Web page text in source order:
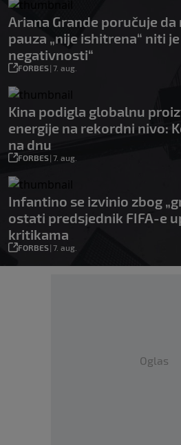
Ariana Grande poručuje
pauza „nije ishitrena“ niti
negativnosti“
FORBES| 7. aug.
Kina podigla globalnu
energije na rekordni nivo:
na dnu
FORBES| 7. aug.
Infantino se izvinio zbog
ostati predsjednik FIFA-e
kritikama
FORBES| 7. aug.
Oglas